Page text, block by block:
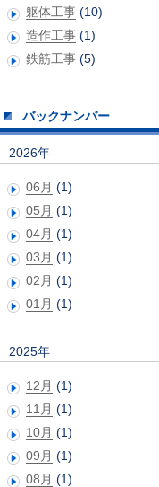
躯体工事 (10)
造作工事 (1)
鉄筋工事 (5)
バックナンバー
2026年
06月 (1)
05月 (1)
04月 (1)
03月 (1)
02月 (1)
01月 (1)
2025年
12月 (1)
11月 (1)
10月 (1)
09月 (1)
08月 (1)